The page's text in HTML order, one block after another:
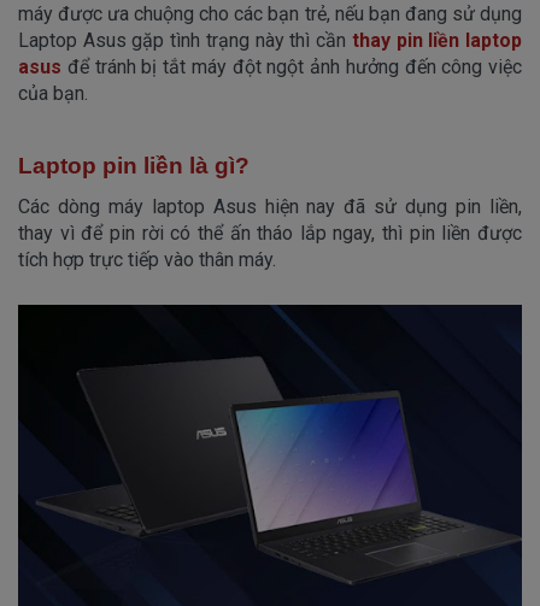
máy được ưa chuộng cho các bạn trẻ, nếu bạn đang sử dụng
Laptop Asus gặp tình trạng này thì cần thay pin liền laptop
asus để tránh bị tắt máy đột ngột ảnh hưởng đến công việc
của bạn.
Laptop pin liền là gì?
Các dòng máy laptop Asus hiện nay đã sử dụng pin liền,
thay vì để pin rời có thể ấn tháo lắp ngay, thì pin liền được
tích hợp trực tiếp vào thân máy.